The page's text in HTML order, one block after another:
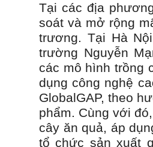
Tại các địa
soát và mở rộng
trương. Tại Hà
trường Nguyễn
các mô hình trồng
dụng công nghệ
GlobalGAP, theo
phẩm. Cùng với
cây ăn quả, áp
tổ chức sản xuất